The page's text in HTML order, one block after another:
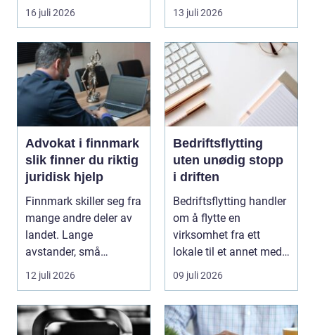
båten bedre far...
16 juli 2026
oppholdsrom nær
13 juli 2026
Advokat i finnmark
slik finner du riktig
juridisk hjelp
Finnmark skiller seg fra
mange andre deler av
landet. Lange
avstander, små
lokalsamfunn, sterk
12 juli 2026
Bedriftsflytting
uten unødig stopp
i driften
Bedriftsflytting handler
om å flytte en
virksomhet fra ett
lokale til et annet med
minst mulig...
09 juli 2026